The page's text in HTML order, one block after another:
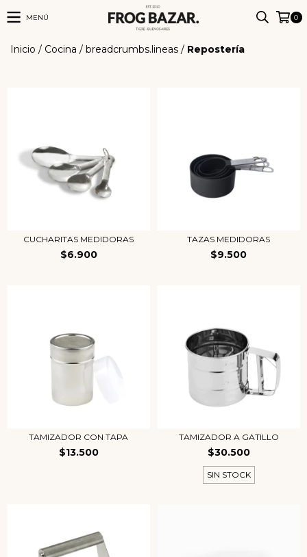
MENÚ 0
Inicio / Cocina / breadcrumbs.lineas / Repostería
CUCHARITAS MEDIDORAS
$6.900
TAZAS MEDIDORAS
$9.500
TAMIZADOR CON TAPA
$13.500
TAMIZADOR A GATILLO
$30.500
SIN STOCK